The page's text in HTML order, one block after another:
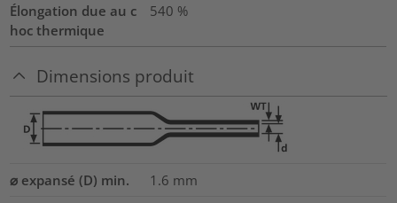
Élongation due au c
hoc thermique
540 %
Dimensions produit
⌀ expansé (D) min. 1.6 mm